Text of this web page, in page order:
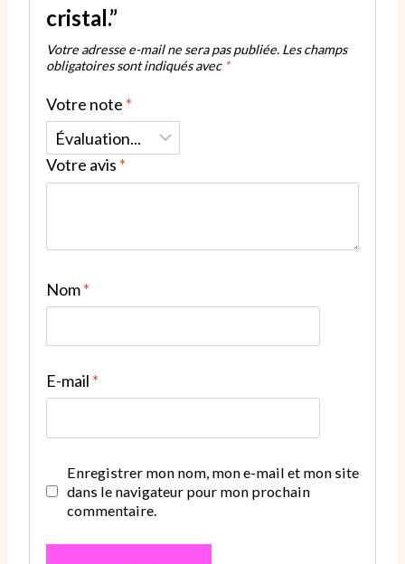
cristal.
cristal.”
Votre adresse e-mail ne sera pas publiée. Les champs
obligatoires sont indiqués avec *
Votre note *
Votre avis *
Nom*
E-mail *
Enregistrer mon nom, mon e-mail et mon site
dans le navigateur pour mon prochain
commentaire.